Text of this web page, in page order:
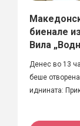
биенале
Вила
Денес во 13
беше
иднината: